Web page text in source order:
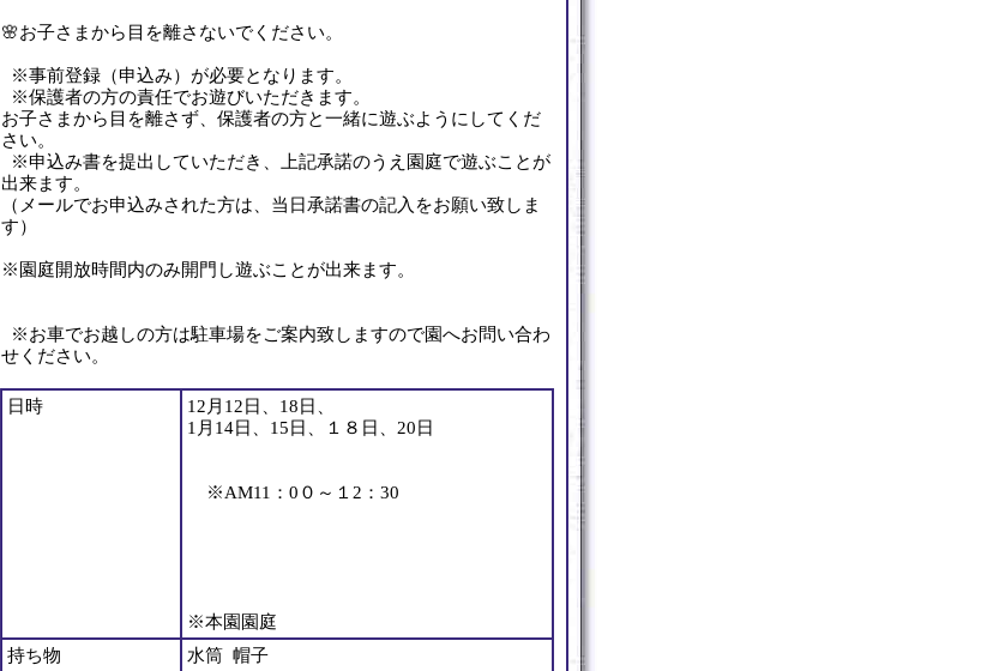
🌸お子さまから目を離さないでください。
※事前登録（申込み）が必要となります。
※保護者の方の責任でお遊びいただきます。
お子さまから目を離さず、保護者の方と一緒に遊ぶようにしてくだ
さい。
※申込み書を提出していただき、上記承諾のうえ園庭で遊ぶことが
出来ます。
（メールでお申込みされた方は、当日承諾書の記入をお願い致しま
す）
※園庭開放時間内のみ開門し遊ぶことが出来ます。
※お車でお越しの方は駐車場をご案内致しますので園へお問い合わ
せください。
日時
12月12日、18日、
1月14日、15日、１８日、20日
※AM11：0０～１2：30
※本園園庭
持ち物
水筒 帽子